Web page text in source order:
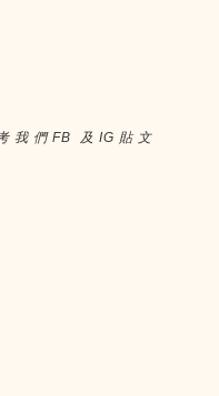
我 們 FB 及 IG 貼 文